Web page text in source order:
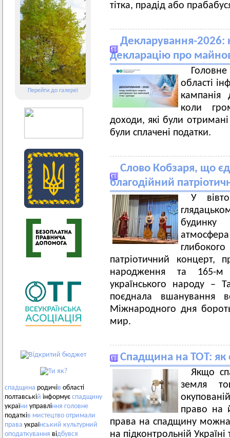
Перейти до галереї
спадщина родичів області
полтавській інформує спадщину
україни управління головне
податків мистецтво отримали
права український культурний
оподаткування відбувся
тітка, прадід або
Декларування-2026:
декларацію про
області
кампанія
коли
доходи, які були
були сплачені податки.
Слово Кобзаря, що
благодійний
У
будинку
патріотичний концерт,
народження та 165-м
українського народу –
поєднала вшанування
Міжнародного дня
мир.
Спадщина на ТОТ: як
Якщо
земля
право на
права на спадщину можна
на підконтрольній Україні